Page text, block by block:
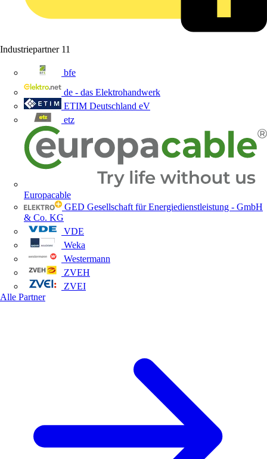
Industriepartner 11
bfe
de - das Elektrohandwerk
ETIM Deutschland eV
etz
Europacable
GED Gesellschaft für Energiedienstleistung - GmbH
& Co. KG
VDE
Weka
Westermann
ZVEH
ZVEI
Alle Partner